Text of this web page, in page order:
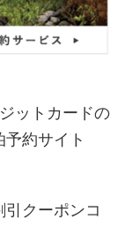
ットカードの
予約サイト
クーポンコ